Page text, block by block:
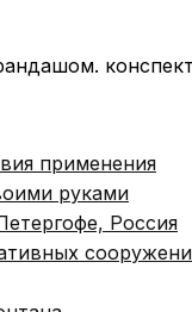
применения
руками
Россия